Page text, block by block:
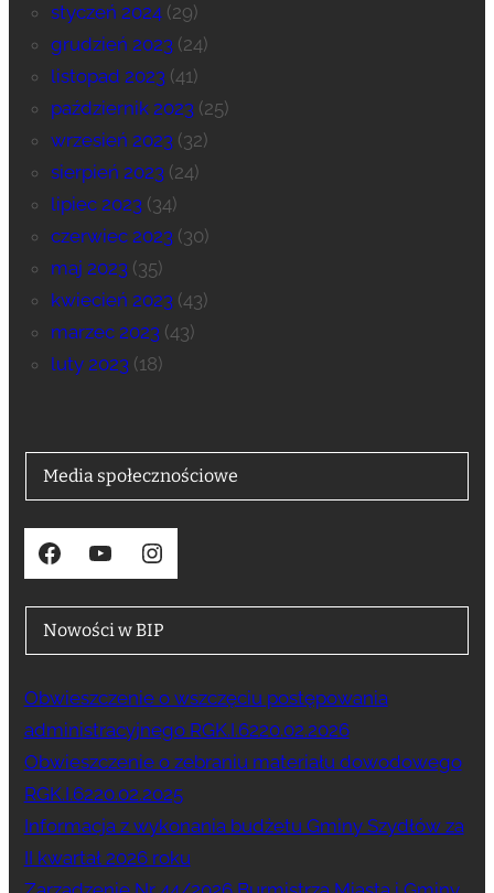
styczeń 2024(29)
grudzień 2023(24)
listopad 2023(41)
październik 2023(25)
wrzesień 2023(32)
sierpień 2023(24)
lipiec 2023(34)
czerwiec 2023(30)
maj 2023(35)
kwiecień 2023(43)
marzec 2023(43)
luty 2023(18)
Media społecznościowe
Facebook YouTube Instagram
Nowości w BIP
Obwieszczenie o wszczęciu postępowania
administracyjnego RGK.I.6220.02.2026
Obwieszczenie o zebraniu materiału dowodowego
RGK.I.6220.02.2025
Informacja z wykonania budżetu Gminy Szydłów za
II kwartał 2026 roku